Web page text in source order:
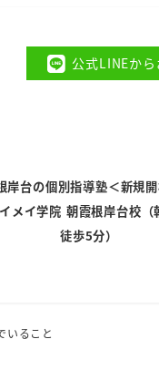
公式LINEか
岸台の個別指導塾＜新規
メイ学院 朝霞根岸台校（
徒歩5分）
いること